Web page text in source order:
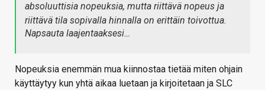
absoluuttisia nopeuksia, mutta riittävä nopeus ja
riittävä tila sopivalla hinnalla on erittäin toivottua.
Napsauta laajentaaksesi…
Nopeuksia enemmän mua kiinnostaa tietää miten ohjain
käyttäytyy kun yhtä aikaa luetaan ja kirjoitetaan ja SLC